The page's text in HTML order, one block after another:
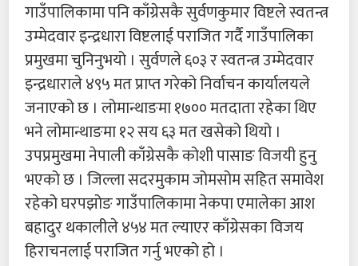
गाउँपालिकामा पनि काँग्रेसकै सुर्वणकुमार विष्टले स्वतन्त्र
उम्मेदवार इन्द्रधारा विष्टलाई पराजित गर्दै गाउँपालिका
प्रमुखमा चुनिनुभयो । सुर्वणले ६०३ र स्वतन्त्र उम्मेदवार
इन्द्रधाराले ४९५ मत प्राप्त गरेको निर्वाचन कार्यालयले
जनाएको छ । लोमान्थाङमा १७०० मतदाता रहेका थिए
भने लोमान्थाङमा १२ सय ६३ मत खसेको थियो ।
उपप्रमुखमा नेपाली काँग्रेसकै कोशी पासाङ विजयी हुनु
भएको छ । जिल्ला सदरमुकाम जोमसोम सहित समावेश
रहेको घरपझोङ गाउँपालिकामा नेकपा एमालेका आश
बहादुर थकालीले ४५४ मत ल्याएर काँग्रेसका विजय
हिराचनलाई पराजित गर्नु भएको हो ।